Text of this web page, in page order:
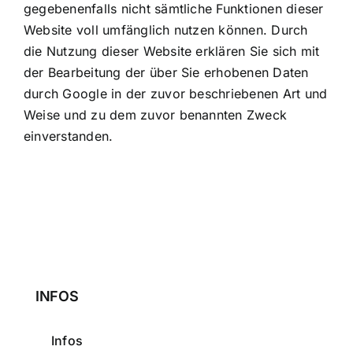
gegebenenfalls nicht sämtliche Funktionen dieser
Website voll umfänglich nutzen können. Durch
die Nutzung dieser Website erklären Sie sich mit
der Bearbeitung der über Sie erhobenen Daten
durch Google in der zuvor beschriebenen Art und
Weise und zu dem zuvor benannten Zweck
einverstanden.
INFOS
Infos